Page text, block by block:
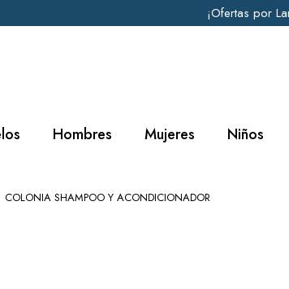
¡Ofertas por
Hombres Mujeres Niños
COLONIA SHAMPOO Y ACONDICIONADOR